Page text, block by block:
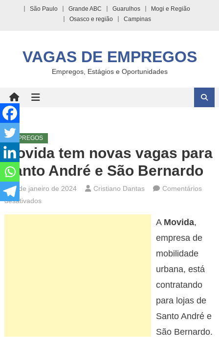
São Paulo Grande ABC Guarulhos
Mogi e Região
Osasco e região
Campinas
VAGAS DE EMPREGOS
Empregos, Estágios e Oportunidades
EMPREGOS
Movida tem novas vagas para
Santo André e São Bernardo
8 de janeiro de 2024 Cristiano Dantas
Comentários
desativadosem
A Movida,
empresa de
mobilidade
urbana, está
contratando
para lojas de
Santo André e
São Bernardo.